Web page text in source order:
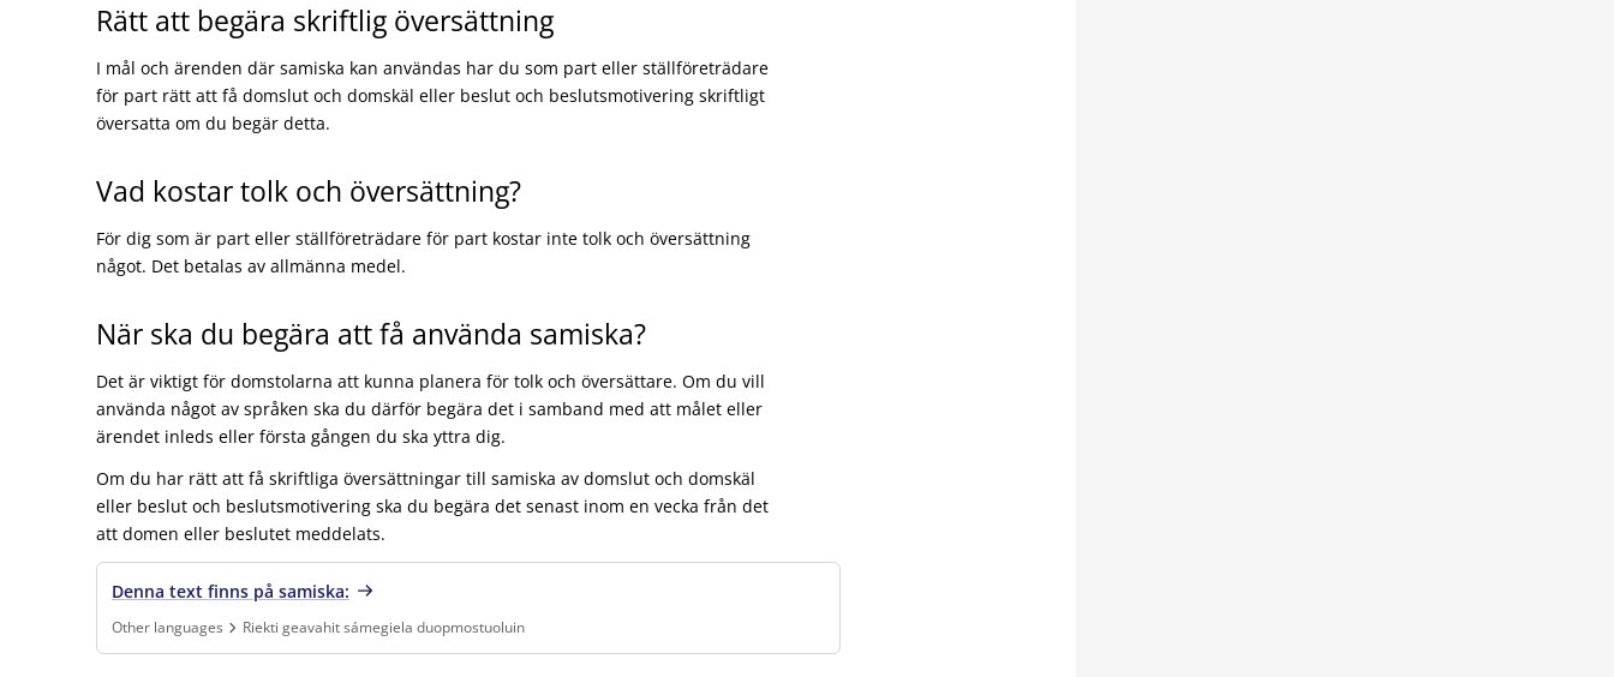
Rätt att begära skriftlig översättning
I mål och ärenden där samiska kan användas har du som part eller ställföreträdare
för part rätt att få domslut och domskäl eller beslut och beslutsmotivering skriftligt
översatta om du begär detta.
Vad kostar tolk och översättning?
För dig som är part eller ställföreträdare för part kostar inte tolk och översättning
något. Det betalas av allmänna medel.
När ska du begära att få använda samiska?
Det är viktigt för domstolarna att kunna planera för tolk och översättare. Om du vill
använda något av språken ska du därför begära det i samband med att målet eller
ärendet inleds eller första gången du ska yttra dig.
Om du har rätt att få skriftliga översättningar till samiska av domslut och domskäl
eller beslut och beslutsmotivering ska du begära det senast inom en vecka från det
att domen eller beslutet meddelats.
Denna text finns på samiska:
Other languages
Riekti geavahit sámegiela duopmostuoluin
Finns under:Other languages, Riekti geavahit sámegiela duopmostuoluin.